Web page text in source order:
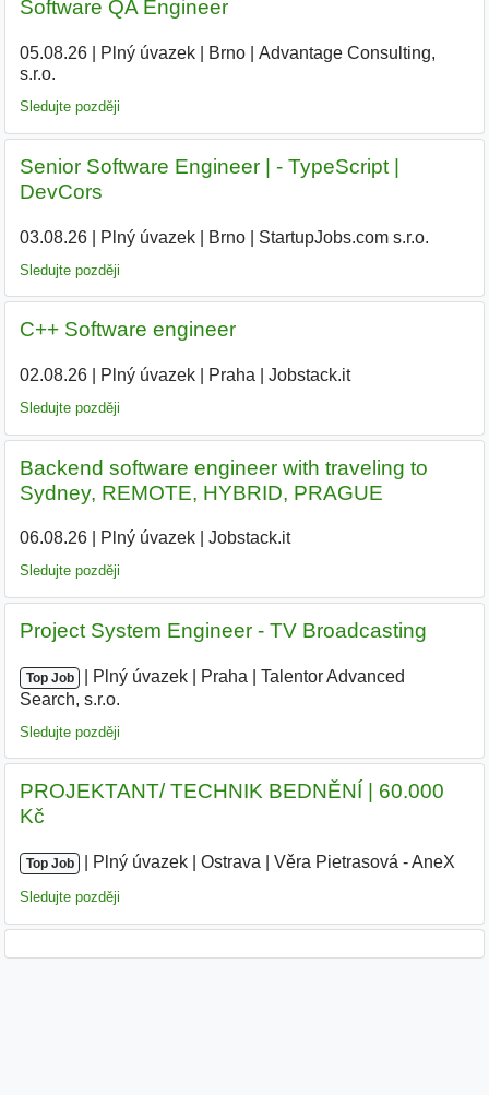
Software QA Engineer
05.08.26| Plný úvazek| Brno|
Advantage Consulting,
s.r.o.
Sledujte později
Senior Software Engineer | - TypeScript |
DevCors
03.08.26| Plný úvazek| Brno| StartupJobs.com s.r.o.
Sledujte později
C++ Software engineer
02.08.26| Plný úvazek| Praha Jobstack.it|
Sledujte později
Backend software engineer with traveling to
Sydney, REMOTE, HYBRID, PRAGUE
06.08.26| Plný úvazek| Jobstack.it|
Sledujte později
Project System Engineer - TV Broadcasting
Top Job Plný úvazek Praha
Talentor Advanced
Search, s.r.o.
Sledujte později
PROJEKTANT/ TECHNIK BEDNĚNÍ | 60.000
Kč
Top Job Plný úvazek Ostrava Věra Pietrasová - AneX
Sledujte později